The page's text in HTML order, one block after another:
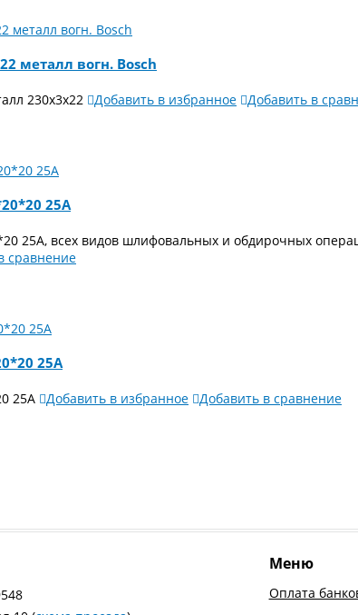
металл вогн. Bosch
230х3х22 Добавить в избранное
Добавить в
25А
25А, всех видов шлифовальных и обдирочных
сравнение
25А
25А Добавить в избранное
Добавить в сравнение
Меню
Оплата